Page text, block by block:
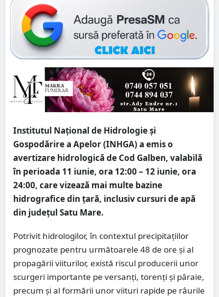
Institutul Național de Hidrologie și
Gospodărire a Apelor (INHGA) a emis o
avertizare hidrologică de Cod Galben, valabilă
în perioada 11 iunie, ora 12:00 – 12 iunie, ora
24:00, care vizează mai multe bazine
hidrografice din țară, inclusiv cursuri de apă
din județul Satu Mare.
Potrivit hidrologilor, în contextul precipitațiilor
prognozate pentru următoarele 48 de ore și al
propagării viiturilor, există riscul producerii unor
scurgeri importante pe versanți, torenți și pâraie,
precum și al formării unor viituri rapide pe râurile